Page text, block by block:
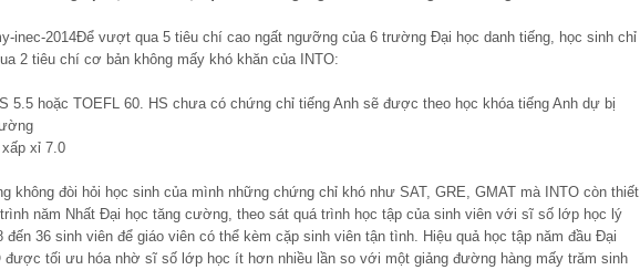
Để vượt qua 5 tiêu chí cao ngất ngưỡng của 6 trường Đại học danh tiếng, học sinh chỉ
2 tiêu chí cơ bản không mấy khó khăn của INTO:
5.5 hoặc TOEFL 60. HS chưa có chứng chỉ tiếng Anh sẽ được theo học khóa tiếng Anh dự bị
xấp xỉ 7.0
không đòi hỏi học sinh của mình những chứng chỉ khó như SAT, GRE, GMAT mà INTO còn thiết
năm Nhất Đại học tăng cường, theo sát quá trình học tập của sinh viên với sĩ số lớp học lý
36 sinh viên để giáo viên có thể kèm cặp sinh viên tận tình. Hiệu quả học tập năm đầu Đại
được tối ưu hóa nhờ sĩ số lớp học ít hơn nhiều lần so với một giảng đường hàng mấy trăm sinh